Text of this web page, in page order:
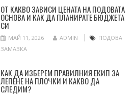
ОТ КАКВО ЗАВИСИ ЦЕНАТА НА ПОДОВАТА
ОСНОВА И КАК ДА ПЛАНИРАТЕ БЮДЖЕТА
СИ
МАЙ 11, 2026 ADMIN
ПОДОВА
ЗАМАЗКА
КАК ДА ИЗБЕРЕМ ПРАВИЛНИЯ ЕКИП ЗА
ЛЕПЕНЕ НА ПЛОЧКИ И КАКВО ДА
СЛЕДИМ?